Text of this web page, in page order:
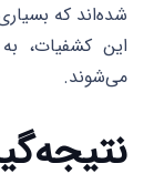
شده‌اند که
این کشفیات،
می‌شوند.